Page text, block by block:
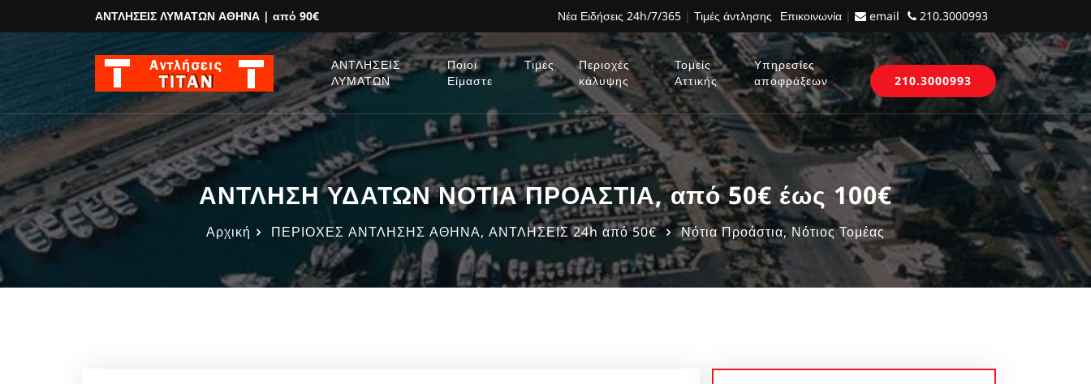
ΑΝΤΛΗΣΕΙΣ ΛΥΜΑΤΩΝ ΑΘΗΝΑ | από 90€ Νέα Ειδήσεις 24h/7/365 | Τιμές άντλησης Επικοινωνία | email 210.3000993
ΑΝΤΛΗΣΕΙΣ
ΛΥΜΑΤΩΝ
Ποιοι
Είμαστε
Τιμές
Περιοχές
κάλυψης
Τομείς
Αττικής
Υπηρεσίες
αποφράξεων
210.3000993
ΑΝΤΛΗΣΗ ΥΔΑΤΩΝ ΝΟΤΙΑ ΠΡΟΑΣΤΙΑ, από 50€ έως 100€
Αρχική ΠΕΡΙΟΧΕΣ ΑΝΤΛΗΣΗΣ ΑΘΗΝΑ, ΑΝΤΛΗΣΕΙΣ 24h από 50€ Νότια Προάστια, Νότιος Τομέας